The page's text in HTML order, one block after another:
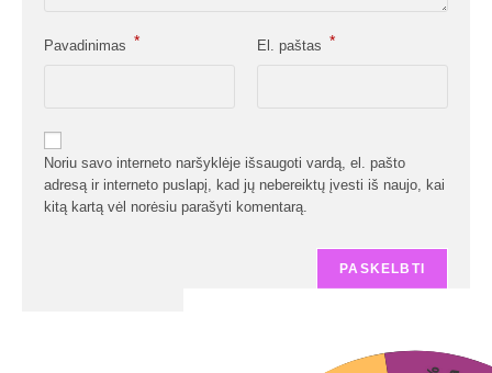
Pavadinimas * El. paštas *
Noriu savo interneto naršyklėje išsaugoti vardą, el. pašto
adresą ir interneto puslapį, kad jų nebereiktų įvesti iš naujo, kai
kitą kartą vėl norėsiu parašyti komentarą.